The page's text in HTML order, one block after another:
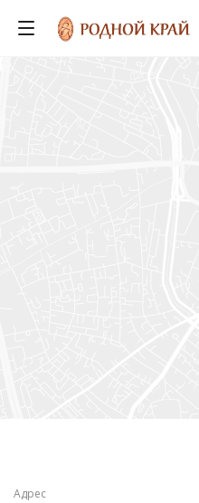
Адрес